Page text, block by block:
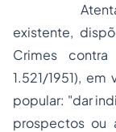
Atentando
existente,
Crimes
1.521/1951),
popular: "dar
prospectos ou